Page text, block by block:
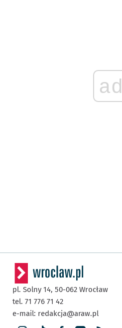
ad
pl. Solny 14, 50-062 Wrocław
tel. 71 776 71 42
e-mail: redakcja@araw.pl